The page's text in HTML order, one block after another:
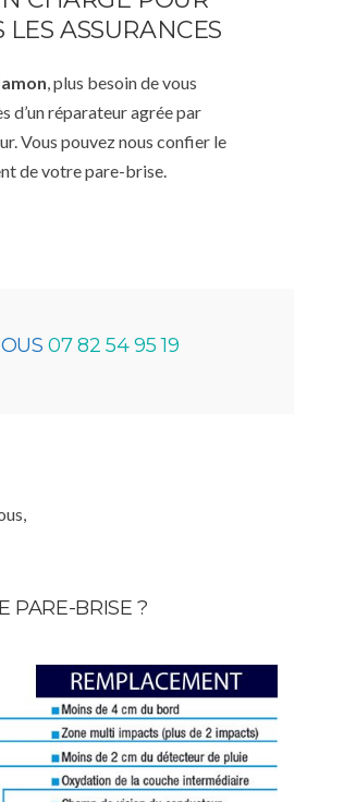
LES ASSURANCES
, plus besoin de vous
d’un réparateur agrée par
Vous pouvez nous confier le
de votre pare-brise.
07 82 54 95 19
PARE-BRISE ?